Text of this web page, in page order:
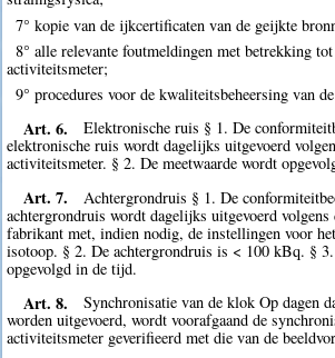
7° kopie van de ijkcertificaten van de geijkte
8° alle relevante foutmeldingen met betrekking
activiteitsmeter;
9° procedures voor de kwaliteitsbeheersing van
Art. 6.
Elektronische ruis § 1. De
elektronische ruis wordt dagelijks uitgevoerd
activiteitsmeter. § 2. De meetwaarde wordt
Art. 7.
Achtergrondruis § 1. De
achtergrondruis wordt dagelijks uitgevoerd
fabrikant met, indien nodig, de instellingen voor
isotoop. § 2. De achtergrondruis is < 100 kBq. §
opgevolgd in de tijd.
Art. 8.
Synchronisatie van de klok Op dagen
worden uitgevoerd, wordt voorafgaand de
activiteitsmeter geverifieerd met die van de